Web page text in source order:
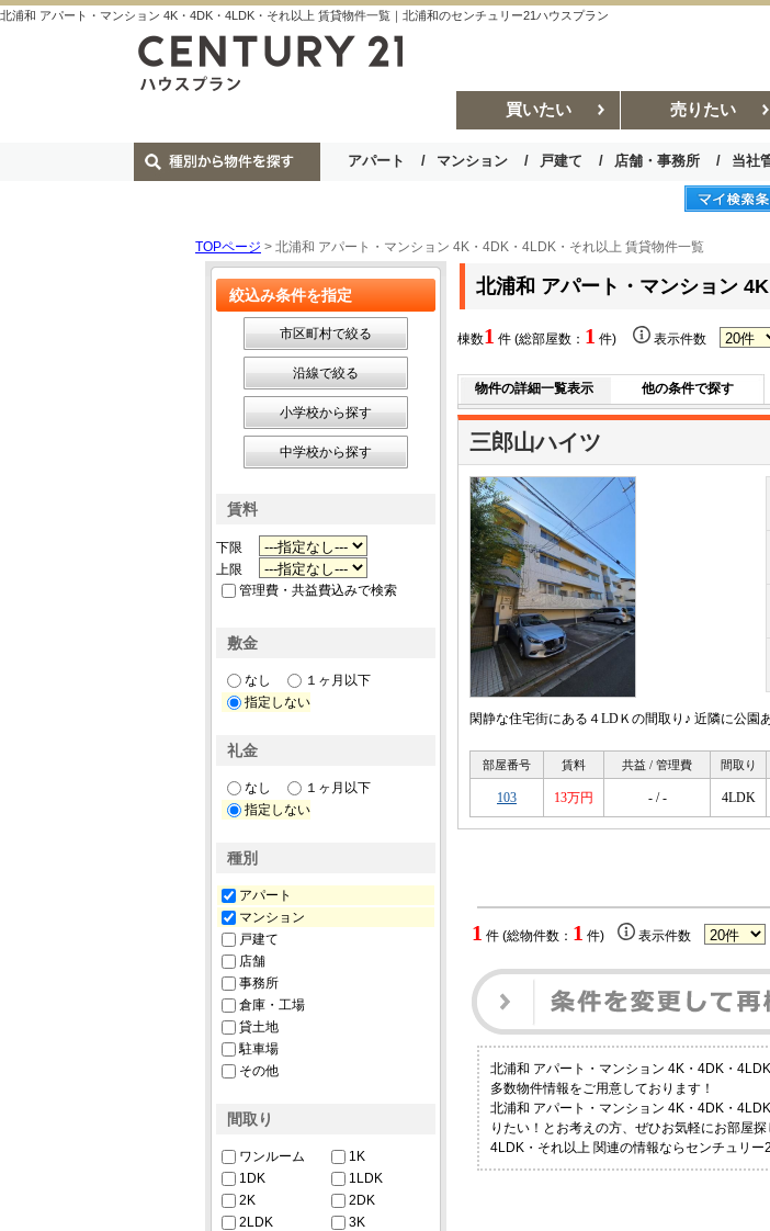
北浦和 アパート・マンション 4K・4DK・4LDK・それ以上 賃貸物件一覧｜北浦和のセンチュリー21ハウスプラン
買いたい 売りたい
アパート マンション 戸建て 店舗・事務所 当社
お部屋探しコラ
TOPページ > 北浦和 アパート・マンション 4K・4DK・4LDK・それ以上 賃貸物件一覧
北浦和 アパート・マンション
棟数1 件 (総部屋数： 1 件) 表示件数
物件の詳細一覧表示 他の条件で探す
三郎山ハイツ
閑静な住宅街にある４LDＫの間取り♪ 近隣に公園
部屋番号 賃料 共益 / 管理費 間取り
103 13万円 - / - 4LDK
1 件 (総物件数： 1 件) 表示件数
北浦和 アパート・マンション 4K・4DK・
多数物件情報をご用意しております！
北浦和 アパート・マンション 4K・4DK・
りたい！とお考えの方、ぜひお気軽にお部屋
4LDK・それ以上 関連の情報ならセンチュリー
絞込み条件を指定
市区町村で絞る
沿線で絞る
小学校から探す
中学校から探す
賃料
下限
上限
管理費・共益費込みで検索
敷金
なし
１ヶ月以下
指定しない
礼金
なし
１ヶ月以下
指定しない
種別
アパート
マンション
戸建て
店舗
事務所
倉庫・工場
貸土地
駐車場
その他
間取り
ワンルーム
1K
1DK
1LDK
2K
2DK
2LDK
3K